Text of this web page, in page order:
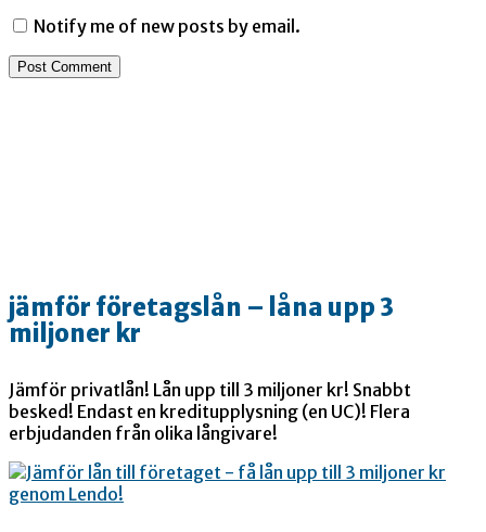
Notify me of new posts by email.
jämför företagslån – låna upp 3
miljoner kr
Jämför privatlån! Lån upp till 3 miljoner kr! Snabbt
besked! Endast en kreditupplysning (en UC)! Flera
erbjudanden från olika långivare!